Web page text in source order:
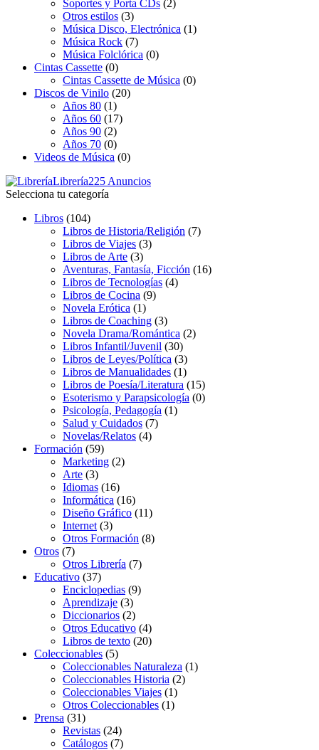
Soportes y Porta CDs (2)
Otros estilos (3)
Música Disco, Electrónica (1)
Música Rock (7)
Música Folclórica (0)
Cintas Cassette (0)
Cintas Cassette de Música (0)
Discos de Vinilo (20)
Años 80 (1)
Años 60 (17)
Años 90 (2)
Años 70 (0)
Videos de Música (0)
Librería225 Anuncios
Selecciona tu categoría
Libros (104)
Libros de Historia/Religión (7)
Libros de Viajes (3)
Libros de Arte (3)
Aventuras, Fantasía, Ficción (16)
Libros de Tecnologías (4)
Libros de Cocina (9)
Novela Erótica (1)
Libros de Coaching (3)
Novela Drama/Romántica (2)
Libros Infantil/Juvenil (30)
Libros de Leyes/Política (3)
Libros de Manualidades (1)
Libros de Poesía/Literatura (15)
Esoterismo y Parapsicología (0)
Psicología, Pedagogía (1)
Salud y Cuidados (7)
Novelas/Relatos (4)
Formación (59)
Marketing (2)
Arte (3)
Idiomas (16)
Informática (16)
Diseño Gráfico (11)
Internet (3)
Otros Formación (8)
Otros (7)
Otros Librería (7)
Educativo (37)
Enciclopedias (9)
Aprendizaje (3)
Diccionarios (2)
Otros Educativo (4)
Libros de texto (20)
Coleccionables (5)
Coleccionables Naturaleza (1)
Coleccionables Historia (2)
Coleccionables Viajes (1)
Otros Coleccionables (1)
Prensa (31)
Revistas (24)
Catálogos (7)